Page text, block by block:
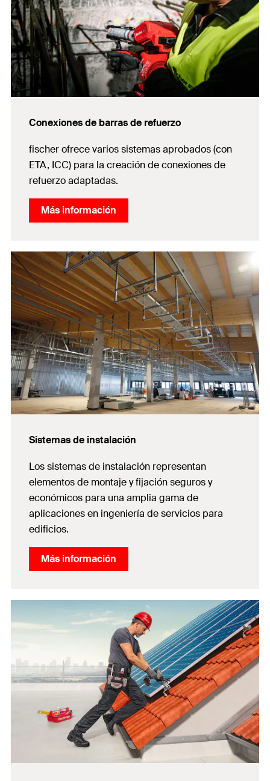
Conexiones de barras de refuerzo
fischer ofrece varios sistemas aprobados (con
ETA, ICC) para la creación de conexiones de
refuerzo adaptadas.
Más información
Sistemas de instalación
Los sistemas de instalación representan
elementos de montaje y fijación seguros y
económicos para una amplia gama de
aplicaciones en ingeniería de servicios para
edificios.
Más información